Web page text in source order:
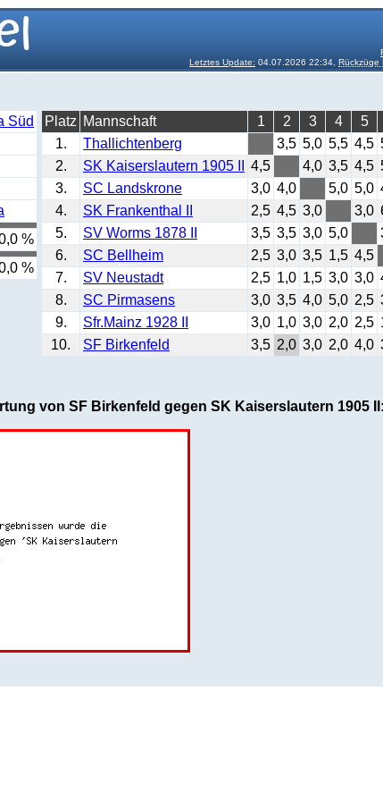
Letztes Update: 04.07.2026 22:34, Rückzüge
Süd
%
%
Platz Mannschaft 1 2 3 4
5
1.
Thallichtenberg 3,5 5,0 5,5 4,5
2.
SK Kaiserslautern 1905 II 4,5 4,0 3,5 4,5
3.
SC Landskrone 3,0 4,0 5,0 5,0
4.
SK Frankenthal II 2,5 4,5 3,0 3,0
5.
SV Worms 1878 II 3,5 3,5 3,0 5,0
6.
SC Bellheim 2,5 3,0 3,5 1,5 4,5
7.
SV Neustadt 2,5 1,0 1,5 3,0 3,0
8.
SC Pirmasens 3,0 3,5 4,0 5,0 2,5
9.
Sfr.Mainz 1928 II 3,0 1,0 3,0 2,0 2,5
10.
SF Birkenfeld 3,5 2,0 3,0 2,0 4,0
von SF Birkenfeld gegen SK Kaiserslautern 1905